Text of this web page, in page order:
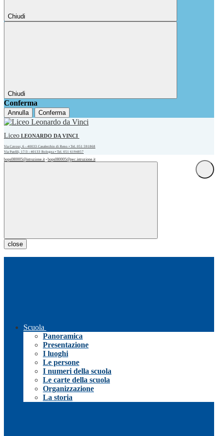
Chiudi
Chiudi
Conferma
Annulla Conferma
Liceo LEONARDO DA VINCI
Via Cavour, 6 - 40033 Casalecchio di Reno • Tel. 051 591868
Via Panfili, 17/3 - 40133 Bologna • Tel. 051 6194857
bops080005@istruzione.it • bops080005@pec.istruzione.it
close
Scuola
Panoramica
Presentazione
I luoghi
Le persone
I numeri della scuola
Le carte della scuola
Organizzazione
La storia